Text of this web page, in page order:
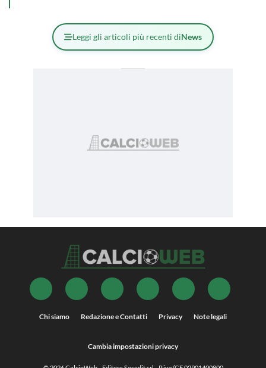
Leggi gli articoli più recenti diNews
Chi siamo Redazione e Contatti Privacy Note legali
Cambia impostazioni privacy